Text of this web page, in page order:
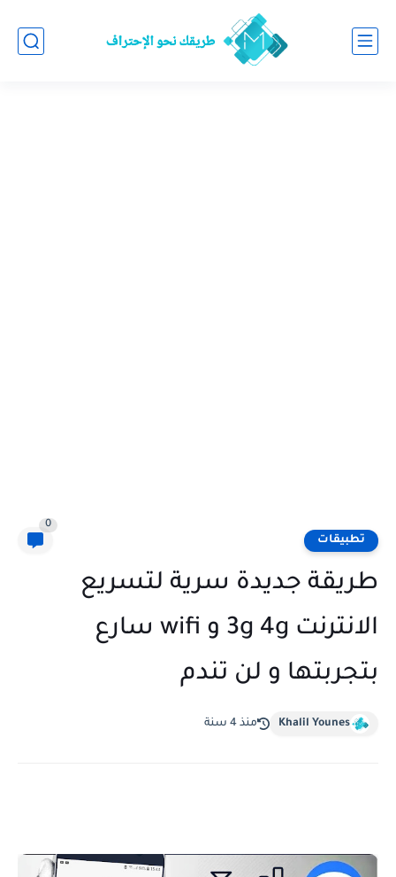
تطبيقات
0
طريقة جديدة سرية لتسريع
الانترنت 3g 4g و wifi سارع
بتجربتها و لن تندم
Khalil Younes منذ 4 سنة